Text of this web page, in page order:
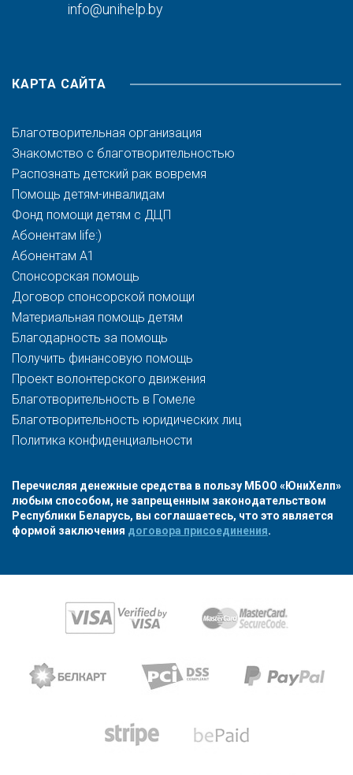
info@unihelp.by
КАРТА САЙТА
Благотворительная организация
Знакомство с благотворительностью
Распознать детский рак вовремя
Помощь детям-инвалидам
Фонд помощи детям с ДЦП
Абонентам life:)
Абонентам A1
Спонсорская помощь
Договор спонсорской помощи
Материальная помощь детям
Благодарность за помощь
Получить финансовую помощь
Проект волонтерского движения
Благотворительность в Гомеле
Благотворительность юридических лиц
Политика конфиденциальности
Перечисляя денежные средства в пользу МБОО «ЮниХелп»
любым способом, не запрещенным законодательством
Республики Беларусь, вы соглашаетесь, что это является
формой заключения договора присоединения.